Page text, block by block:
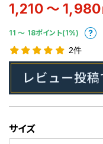
1,210 ～ 1,980
11 〜 18ポイント(1%)
2件
サイズ